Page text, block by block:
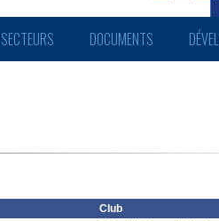
SECTEURS DOCUMENTS
Club